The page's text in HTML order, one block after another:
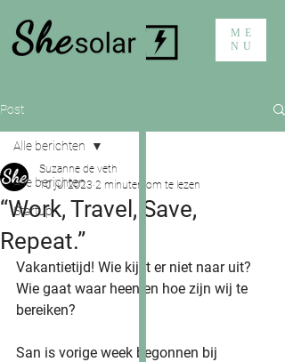
ME
NU
Post
Alle berichten
Startup
Alle berichten
“Work, Travel, Save,
Repeat.”
Suzanne de veth
10 jul 2023 2 minuten om te lezen
Vakantietijd! Wie kijkt er niet naar uit?
Wie gaat waar heen en hoe zijn wij te
bereiken?
San is vorige week begonnen bij